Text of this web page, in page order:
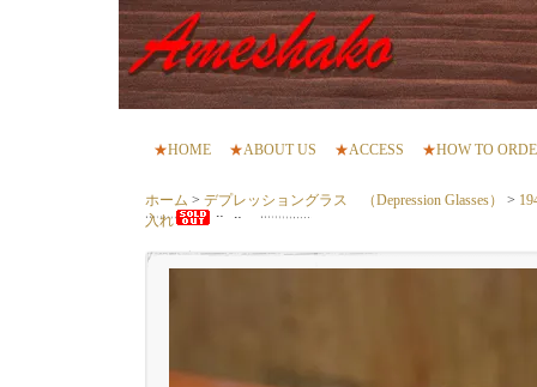
★HOME ★ABOUT US ★ACCESS ★HOW TO
ホーム > デプレッショングラス （Depression Glasses） >
入れ